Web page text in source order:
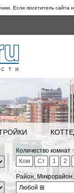
Если посетитель сайта
Количество комнат
Ком
Ст 1 2
Район,
Любой ⊞